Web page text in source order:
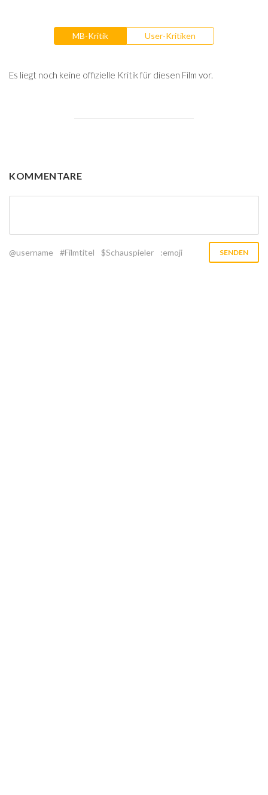
MB-Kritik User-Kritiken
Es liegt noch keine offizielle Kritik für diesen Film vor.
KOMMENTARE
@username #Filmtitel $Schauspieler :emoji